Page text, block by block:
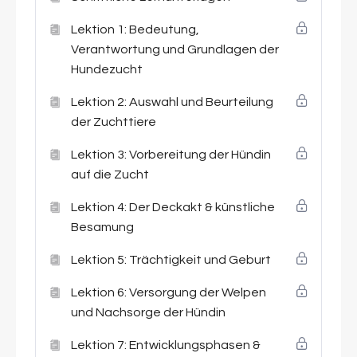
Sprache kommen:
Neben den biologischen und medizinischen
Grundlagen gehen wir auch auf
ethische und
rechtliche Aspekte der Hundezucht
ein. Du
tragen, welche Anforderungen gelten und wie
eine nachhaltige, tierschutzgerechte Zucht
Egal, ob du dich mit dem Gedanken trägst zu
hast oder dir einfach fundiertes
Hintergrundwissen aneignen möchtest – dieser
Intensivkurs bietet dir
kompaktes, verständlich
Alle Inhalte stehen dir jederzeit online zur
Lektion 1: Bedeutung,
Verantwortung und Grundlagen der
Hundezucht
Lektion 2: Auswahl und Beurteilung
der Zuchttiere
Lektion 3: Vorbereitung der Hündin
auf die Zucht
Lektion 4: Der Deckakt & künstliche
Besamung
Lektion 5: Trächtigkeit und Geburt
Lektion 6: Versorgung der Welpen
und Nachsorge der Hündin
Lektion 7: Entwicklungsphasen &